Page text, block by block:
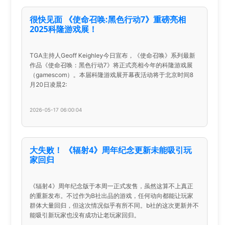
很快见面 《使命召唤:黑色行动7》重磅亮相
2025科隆游戏展！
TGA主持人Geoff Keighley今日宣布，《使命召唤》系列最新
作品《使命召唤：黑色行动7》将正式亮相今年的科隆游戏展
（gamescom）。本届科隆游戏展开幕夜活动将于北京时间8
月20日凌晨2:
2026-05-17 06:00:04
大失败！ 《辐射4》周年纪念更新未能吸引玩
家回归
《辐射4》周年纪念版于本周一正式发售，虽然这算不上真正
的重新发布。不过作为B社出品的游戏，任何动向都能让玩家
群体大量回归，但这次情况似乎有所不同。b社的这次更新并不
能吸引新玩家也没有成功让老玩家回归。